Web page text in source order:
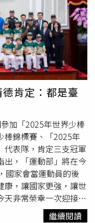
相關個案「採取適當行
收集並公開批評言論者
受網路攻擊或雇主施
Presler）甚至呼籲
和黨籍眾議員克萊希
永久禁止相關人士使
Loomer）更警
將付出被解雇的代
社群貼文被帶離教室
中稱柯克之死是「第
資深分析師馬修多德
環而遭解僱，隨後他在
」的受害者。企業與職
隊解僱了一名通訊協調
柯克哀悼」；達美航
言論的員工已被停職或
工及消防員因類似貼文
肯定：都是臺
加「2025年世界少棒
棒錦標賽、「2025年
代表隊，肯定三支冠軍
出，「運動部」將在今
國家會當運動員的後
康，讓國家更強，讓世
天非常榮幸一次迎接三
此難得的光榮時刻製作
繼續閱讀